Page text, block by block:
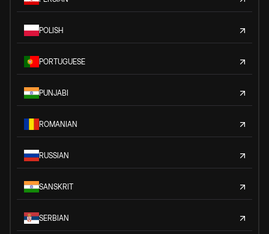
POLISH
PORTUGUESE
PUNJABI
ROMANIAN
RUSSIAN
SANSKRIT
SERBIAN